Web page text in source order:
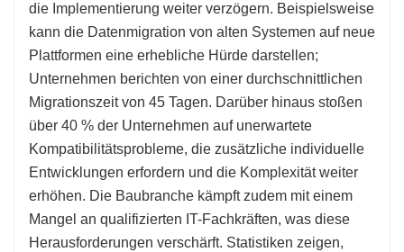
die Implementierung weiter verzögern. Beispielsweise
kann die Datenmigration von alten Systemen auf neue
Plattformen eine erhebliche Hürde darstellen;
Unternehmen berichten von einer durchschnittlichen
Migrationszeit von 45 Tagen. Darüber hinaus stoßen
über 40 % der Unternehmen auf unerwartete
Kompatibilitätsprobleme, die zusätzliche individuelle
Entwicklungen erfordern und die Komplexität weiter
erhöhen. Die Baubranche kämpft zudem mit einem
Mangel an qualifizierten IT-Fachkräften, was diese
Herausforderungen verschärft. Statistiken zeigen,